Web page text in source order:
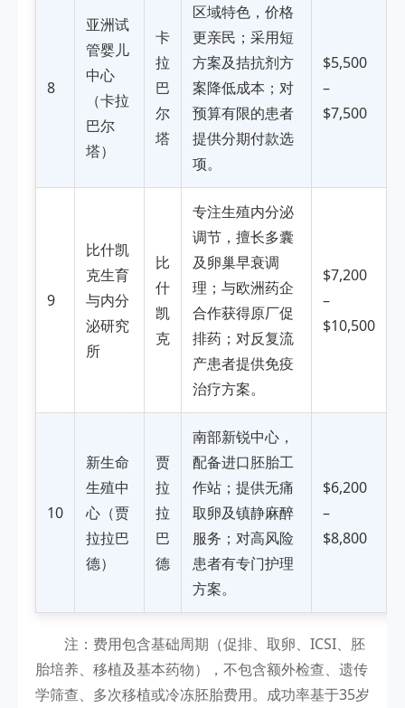
8
亚洲试
管婴儿
中心
（卡拉
巴尔
塔）
卡
拉
巴
尔
塔
区域特色，价格
更亲民；采用短
方案及拮抗剂方
案降低成本；对
预算有限的患者
提供分期付款选
项。
$5,500
–
$7,500
9
比什凯
克生育
与内分
泌研究
所
比
什
凯
克
专注生殖内分泌
调节，擅长多囊
及卵巢早衰调
理；与欧洲药企
合作获得原厂促
排药；对反复流
产患者提供免疫
治疗方案。
$7,200
–
$10,500
10
新生命
生殖中
心（贾
拉拉巴
德）
贾
拉
拉
巴
德
南部新锐中心，
配备进口胚胎工
作站；提供无痛
取卵及镇静麻醉
服务；对高风险
患者有专门护理
方案。
$6,200
–
$8,800
注：费用包含基础周期（促排、取卵、ICSI、胚
胎培养、移植及基本药物），不包含额外检查、遗传
学筛查、多次移植或冷冻胚胎费用。成功率基于35岁